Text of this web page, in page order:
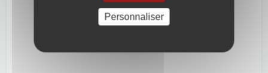
Personnaliser